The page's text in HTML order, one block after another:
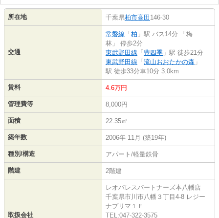
所在地 千葉県柏市高田 146-30
交通
常磐線 「 柏 」駅 バス14分 「梅
林」 停歩2分
東武野田線 「 豊四季 」駅 徒歩21分
東武野田線 「 流山おおたかの森 」
駅 徒歩33分車10分 3.0km
賃料 4.6万円
管理費等 8,000円
面積 22.35㎡
築年数 2006年 11月 (築19年)
種別/構造 アパート/軽量鉄骨
階建 2階建
取扱会社
レオパレスパートナーズ本八幡店
千葉県市川市八幡３丁目4-8 レジー
ナプリマ１Ｆ
TEL:047-322-3575